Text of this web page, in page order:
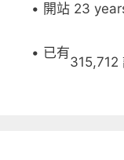
• 開站 23
• 已有
315,712